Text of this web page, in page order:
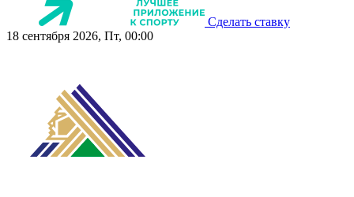
Сделать ставку
18 сентября 2026, Пт, 00:00